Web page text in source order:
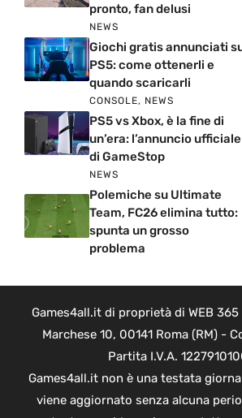
pronto, fan delusi
NEWS
Giochi gratis annunciati
PS5: come ottenerli e
quando scaricarli
CONSOLE, NEWS
PS5 vs Xbox, è la fine di
un’era: l’annuncio ufficiale
di GameStop
NEWS
Polemiche su Ultimate
Team, FC26 elimina tutto:
spunta un grosso
problema
Games4all.it di proprietà di WEB 365
Marchese 10, 00141 Roma (RM) -
Partita I.V.A.
Games4all.it non è una testata
viene aggiornato senza alcuna